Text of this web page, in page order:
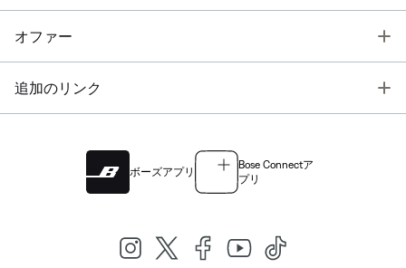
オファー
追加のリンク
ボーズアプリ
Bose Connectア
プリ